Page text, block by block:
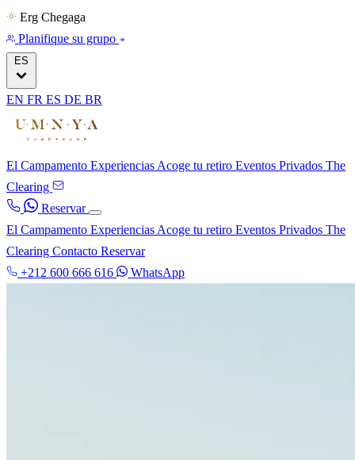
Erg Chegaga
Planifique su grupo
ES
EN FR ES DE BR
El Campamento Experiencias Acoge tu retiro Eventos Privados The
Clearing
Reservar
El Campamento Experiencias Acoge tu retiro Eventos Privados The
Clearing Contacto Reservar
+212 600 666 616
WhatsApp